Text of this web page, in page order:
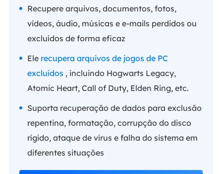
Recupere arquivos, documentos, fotos,
vídeos, áudio, músicas e e-mails perdidos ou
excluídos de forma eficaz
Ele recupera arquivos de jogos de PC
excluídos , incluindo Hogwarts Legacy,
Atomic Heart, Call of Duty, Elden Ring, etc.
Suporta recuperação de dados para exclusão
repentina, formatação, corrupção do disco
rígido, ataque de vírus e falha do sistema em
diferentes situações